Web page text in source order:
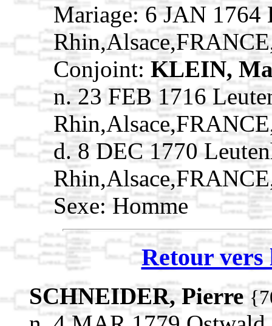
Mariage: 6 JAN 1764
Conjoint: KLEIN,
n. 23 FEB 1716
d. 8 DEC 1770
Sexe: Homme
Retour vers
SCHNEIDER, Pierre